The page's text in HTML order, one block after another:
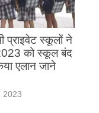
प्राइवेट स्कूलों ने
को स्कूल बंद
एलान जाने
2023